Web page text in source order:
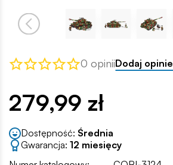
0 opiniiDodaj opinie
279,99 zł
Dostępność: Średnia
Gwarancja: 12 miesięcy